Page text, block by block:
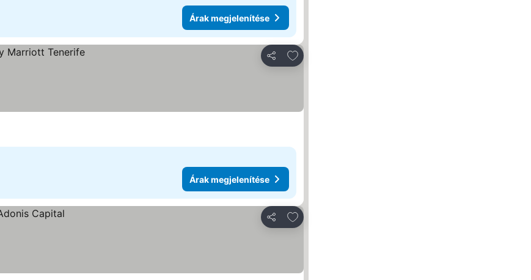
Árak megjelenítése
Megosztás
Hozzáadás a kedvencekhez
Árak megjelenítése
Megosztás
Hozzáadás a kedvencekhez